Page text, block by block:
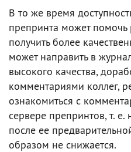
В то же время
препринта может помочь
получить более
может направить в
высокого качества,
комментариями коллег,
ознакомиться с
сервере препринтов, т. е.
после ее
образом не снижается.